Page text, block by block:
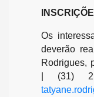
Os
deverão
Rodrigues,
| (31)